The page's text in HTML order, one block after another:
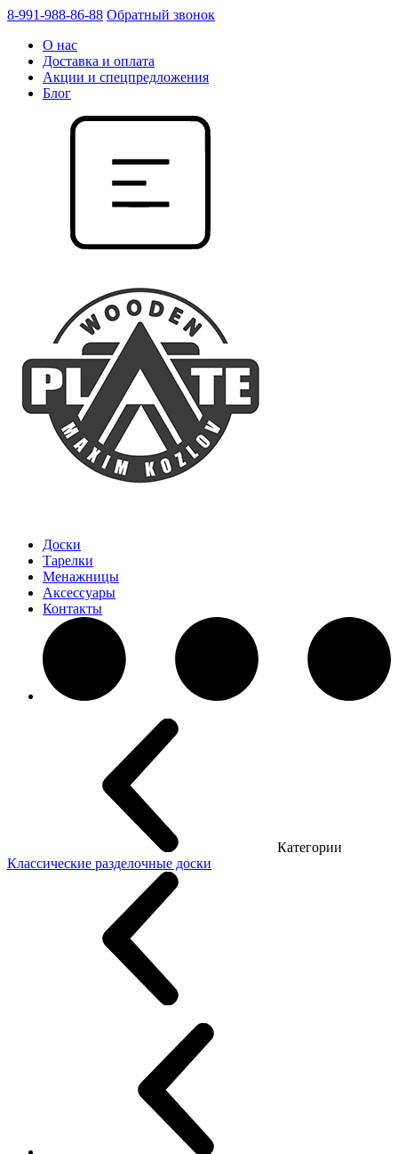
8-991-988-86-88 Обратный звонок
О нас
Доставка и оплата
Акции и спецпредложения
Блог
Доски
Тарелки
Менажницы
Аксессуары
Контакты
Категории
Классические разделочные доски